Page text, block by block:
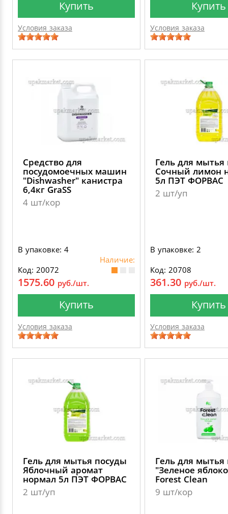
Купить
Условия заказа
Купить
Условия заказа
Средство для
посудомоечных машин
"Dishwasher" канистра
6,4кг GraSS
4 шт/кор
В упаковке: 4
Наличие:
Код: 20072
1575.60 руб./шт.
Купить
Условия заказа
Гель для мытья
Сочный лимон
5л ПЭТ ФОРВАС
2 шт/уп
В упаковке: 2
Код: 20708
361.30 руб./шт.
Купить
Условия заказа
Гель для мытья посуды
Яблочный аромат
нормал 5л ПЭТ ФОРВАС
2 шт/уп
Гель для мытья
"Зеленое
Forest Clean
9 шт/кор